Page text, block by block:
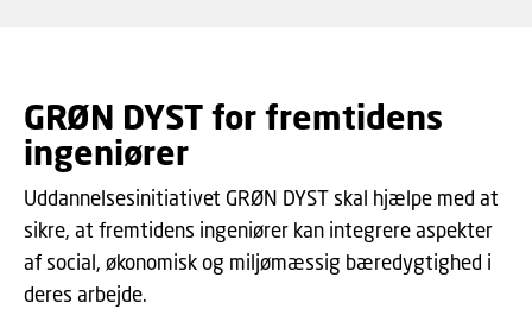
GRØN DYST for fremtidens
ingeniører
Uddannelsesinitiativet GRØN DYST skal hjælpe med at
sikre, at fremtidens ingeniører kan integrere aspekter
af social, økonomisk og miljømæssig bæredygtighed i
deres arbejde.